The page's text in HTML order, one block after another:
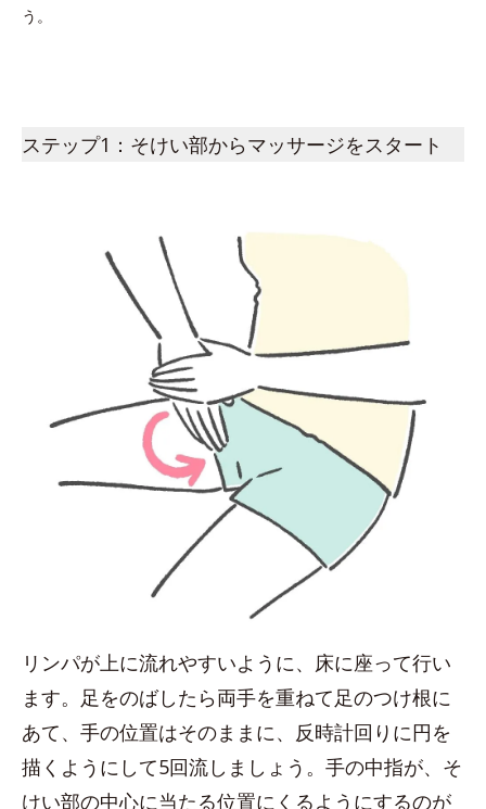
う。
ステップ1：そけい部からマッサージをスタート
リンパが上に流れやすいように、床に座って行い
ます。足をのばしたら両手を重ねて足のつけ根に
あて、手の位置はそのままに、反時計回りに円を
描くようにして5回流しましょう。手の中指が、そ
けい部の中心に当たる位置にくるようにするのが